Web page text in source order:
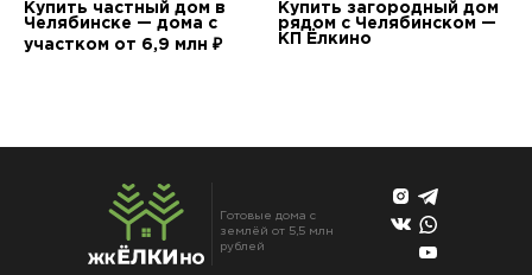
Купить частный дом в
Челябинске — дома с
участком от 6,9 млн ₽
Купить загородный дом
рядом с Челябинском —
КП Ёлкино
Готовые дома с
землёй от 5,5 млн
рублей